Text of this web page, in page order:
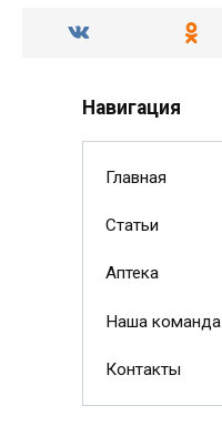
Навигация
Главная
Статьи
Аптека
Наша команда
Контакты